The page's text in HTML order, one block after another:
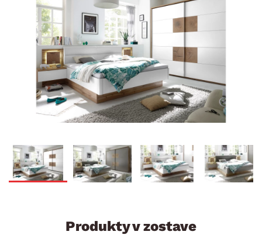
Produkty v zostave